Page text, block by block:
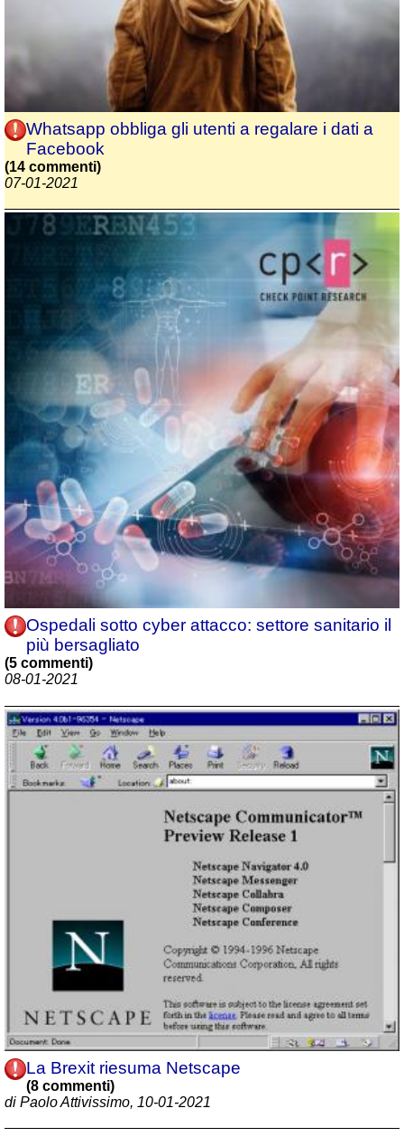
Whatsapp obbliga gli utenti a regalare i dati a
Facebook
(14 commenti)
07-01-2021
Ospedali sotto cyber attacco: settore sanitario il
più bersagliato
(5 commenti)
08-01-2021
La Brexit riesuma Netscape
(8 commenti)
di Paolo Attivissimo, 10-01-2021